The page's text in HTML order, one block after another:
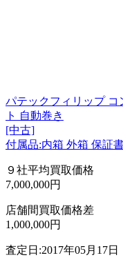
パテックフィリップ コ
ト 自動巻き
[中古]
付属品:内箱 外箱 保証
９社平均買取価格
7,000,000円
店舗間買取価格差
1,000,000円
査定日:2017年05月17日